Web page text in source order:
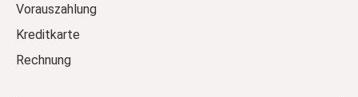
Vorauszahlung
Kreditkarte
Rechnung